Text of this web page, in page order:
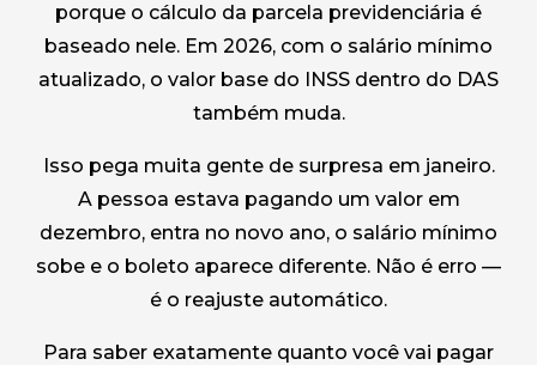
porque o cálculo da parcela previdenciária é
baseado nele. Em 2026, com o salário mínimo
atualizado, o valor base do INSS dentro do DAS
também muda.
Isso pega muita gente de surpresa em janeiro.
A pessoa estava pagando um valor em
dezembro, entra no novo ano, o salário mínimo
sobe e o boleto aparece diferente. Não é erro —
é o reajuste automático.
Para saber exatamente quanto você vai pagar